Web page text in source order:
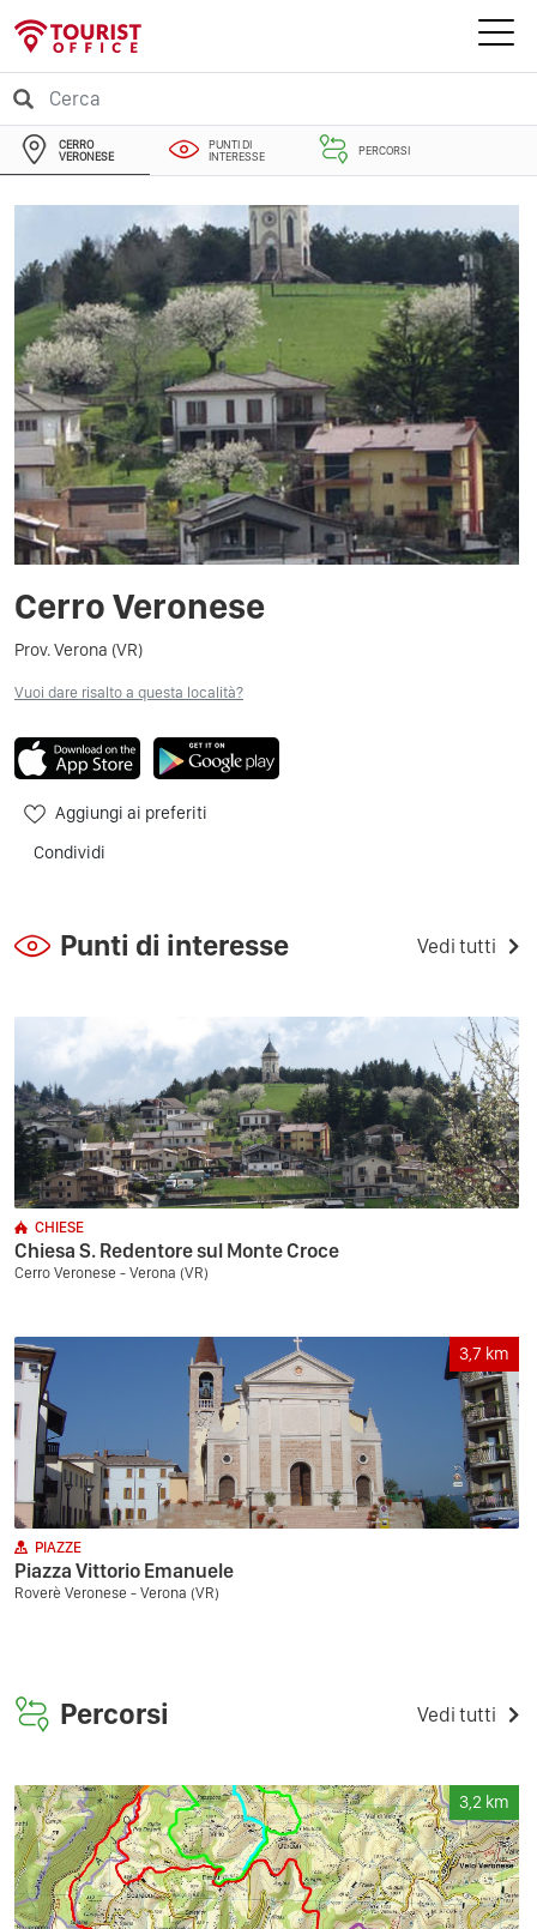
CERRO
VERONESE
PUNTI DI
INTERESSE
PERCORSI
Cerro Veronese
Prov. Verona (VR)
Vuoi dare risalto a questa località?
Aggiungi ai preferiti
Condividi
Punti di interesse Vedi tutti
CHIESE
Chiesa S. Redentore sul Monte Croce
Cerro Veronese - Verona (VR)
3,7 km
PIAZZE
Piazza Vittorio Emanuele
Roverè Veronese - Verona (VR)
Percorsi Vedi tutti
3,2 km